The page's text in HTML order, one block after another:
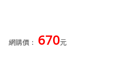
網購價： 670元